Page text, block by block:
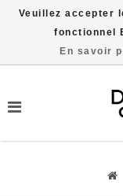
Veuillez accepter
fonctionnel
En savoir
Une partie des
Domaine